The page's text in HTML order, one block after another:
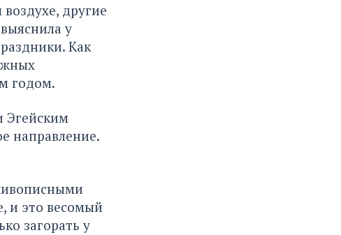
другие
у
Как
годом.
Эгейским
направление.
и это весомый
загорать у